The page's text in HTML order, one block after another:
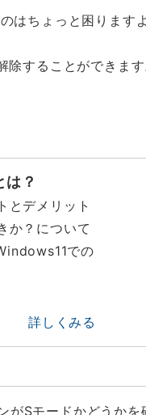
はちょっと困りますよ
することができます
？
とデメリット
か？について
での
詳しくみる
がSモードかどうか